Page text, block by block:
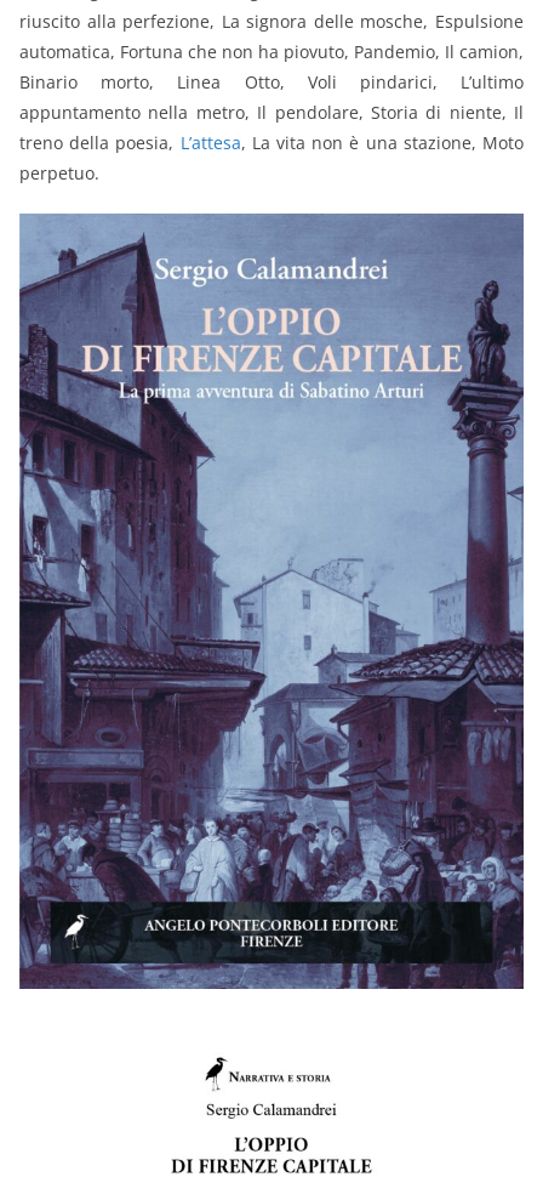
riuscito alla perfezione, La signora delle mosche, Espulsione
automatica, Fortuna che non ha piovuto, Pandemio, Il camion,
Binario morto, Linea Otto, Voli pindarici, L’ultimo
appuntamento nella metro, Il pendolare, Storia di niente, Il
treno della poesia, L’attesa, La vita non è una stazione, Moto
perpetuo.